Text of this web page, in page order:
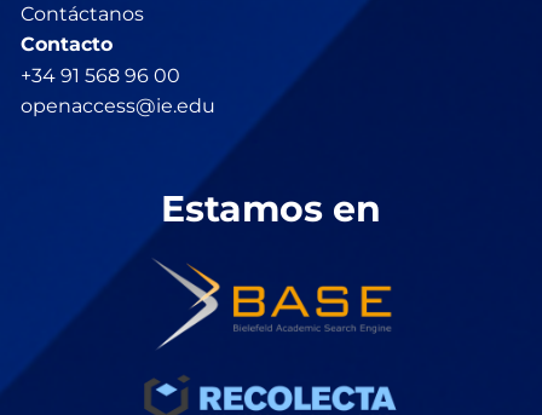
Contáctanos
Contacto
+34 91 568 96 00
openaccess@ie.edu
Estamos en